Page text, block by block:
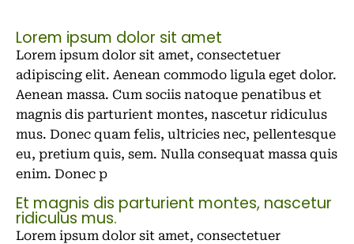
Lorem ipsum dolor sit amet
Lorem ipsum dolor sit amet, consectetuer
adipiscing elit. Aenean commodo ligula eget dolor.
Aenean massa. Cum sociis natoque penatibus et
magnis dis parturient montes, nascetur ridiculus
mus. Donec quam felis, ultricies nec, pellentesque
eu, pretium quis, sem. Nulla consequat massa quis
enim. Donec p
Et magnis dis parturient montes, nascetur
ridiculus mus.
Lorem ipsum dolor sit amet, consectetuer